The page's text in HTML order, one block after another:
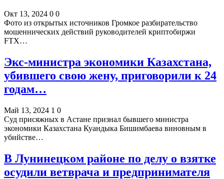
Окт 13, 2024 0 0
Фото из открытых источников Громкое разбирательство
мошеннических действий руководителей криптобиржи
FTX…
Экс-министра экономики Казахстана,
убившего свою жену, приговорили к 24
годам…
Май 13, 2024 1 0
Суд присяжных в Астане признал бывшего министра
экономики Казахстана Куандыка Бишимбаева виновным в
убийстве…
В Лунинецком районе по делу о взятке
осудили ветврача и предпринимателя